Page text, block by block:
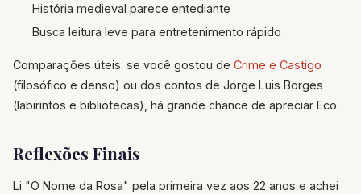
História medieval parece entediante
Busca leitura leve para entretenimento rápido
Comparações úteis: se você gostou de Crime e Castigo
(filosófico e denso) ou dos contos de Jorge Luis Borges
(labirintos e bibliotecas), há grande chance de apreciar Eco.
Reflexões Finais
Li "O Nome da Rosa" pela primeira vez aos 22 anos e achei